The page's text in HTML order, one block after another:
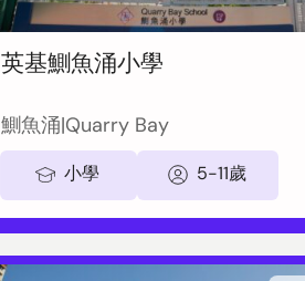
英基鰂魚涌小學
鰂魚涌|Quarry Bay
小學 5-11歲